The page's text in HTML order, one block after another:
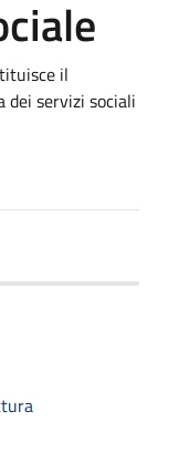
il
dei servizi sociali